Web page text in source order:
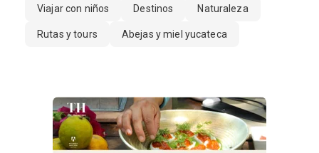
Viajar con niños Destinos Naturaleza
Rutas y tours Abejas y miel yucateca